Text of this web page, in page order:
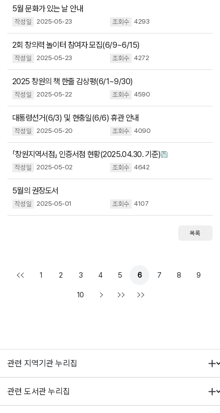
5월 문화가 있는 날 안내
2025-05-23 4293
2회 창의력 놀이터 참여자 모집(6/9~6/15)
2025-05-23 4272
2025 창원의 책 한줄 감상평(6/1~9/30)
2025-05-22 4590
대통령선거(6/3) 및 현충일(6/6) 휴관 안내
2025-05-20 4090
「창원지역서점」 인증서점 현황(2025.04.30. 기준)
2025-05-02 4642
5월의 권장도서
2025-05-01 4107
목록
1 2 3 4 5 6 7 8 9
10